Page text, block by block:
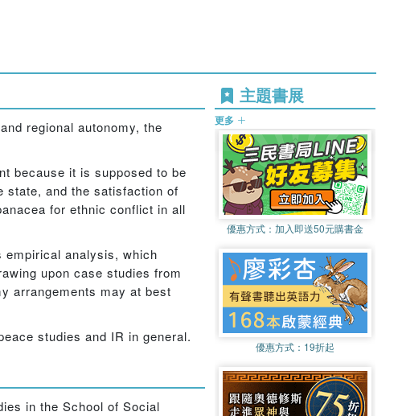
regional autonomy, the
because it is supposed to be
state, and the satisfaction of
for ethnic conflict in all
empirical analysis, which
upon case studies from
arrangements may at best
studies and IR in general.
in the School of Social
主題書展
更多
優惠方式： 加入即送50元購書金
優惠方式： 19折起